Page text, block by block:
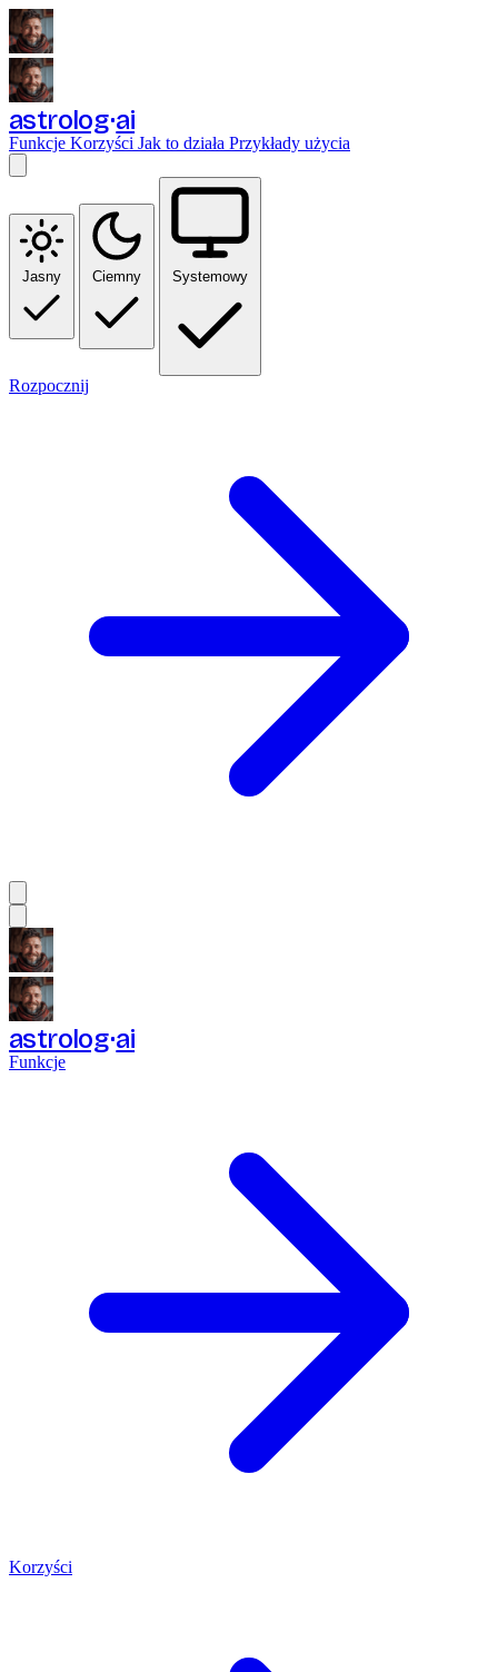
astrolog ai
Funkcje Korzyści Jak to działa Przykłady użycia
Jasny Ciemny Systemowy
Rozpocznij
astrolog ai
Funkcje
Korzyści